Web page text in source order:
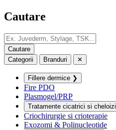
Cautare
Categorii Branduri ✕
Fillere dermice ❯
Fire PDO
Plasmogel/PRP
Tratamente cicatrici si cheloizi
Criochirurgie si crioterapie
Exozomi & Polinucleotide